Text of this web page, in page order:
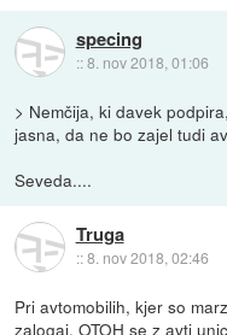
specing
::8. nov 2018, 01:06
> Nemčija, ki davek
jasna, da ne bo zajel tudi
Seveda....
Truga
::8. nov 2018, 02:46
Pri avtomobilih, kjer so
zalogaj. OTOH se z avti